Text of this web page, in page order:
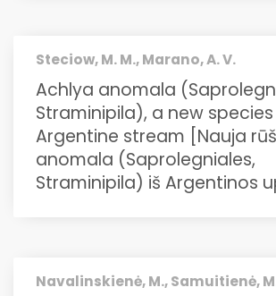
Steciow, M. M., Marano, A. V.
Achlya anomala
Straminipila), a new
Argentine stream [Nauja
anomala (Saprolegniales,
Straminipila) iš Argentinos
Navalinskienė, M., Samuitienė,